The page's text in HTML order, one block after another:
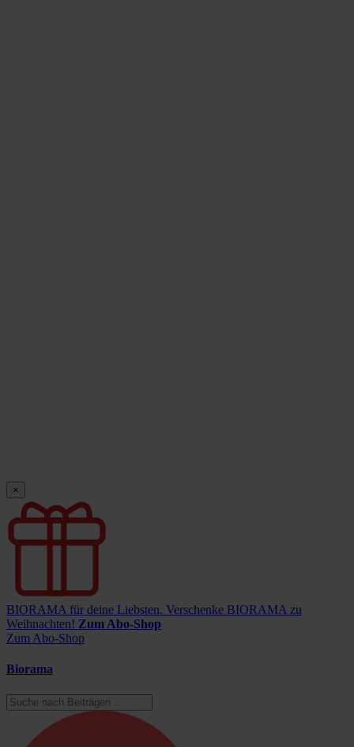
×
BIORAMA für deine Liebsten. Verschenke BIORAMA zu
Weihnachten! Zum Abo-Shop
Zum Abo-Shop
Biorama